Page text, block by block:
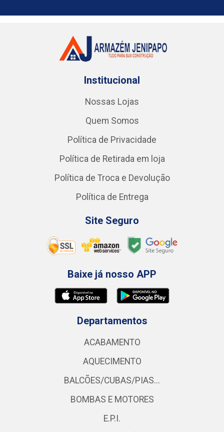
Institucional
Nossas Lojas
Quem Somos
Política de Privacidade
Política de Retirada em loja
Política de Troca e Devolução
Política de Entrega
Site Seguro
Baixe já nosso APP
Departamentos
ACABAMENTO
AQUECIMENTO
BALCÕES/CUBAS/PIAS...
BOMBAS E MOTORES
E.P.I.